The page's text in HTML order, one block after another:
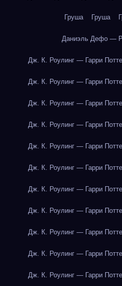
Груша Груша
Даниэль Дефо —
Дж. К. Роулинг — Гарри
Дж. К. Роулинг — Гарри
Дж. К. Роулинг — Гарри
Дж. К. Роулинг — Гарри
Дж. К. Роулинг — Гарри
Дж. К. Роулинг — Гарри
Дж. К. Роулинг — Гарри
Дж. К. Роулинг — Гарри
Дж. К. Роулинг — Гарри
Дж. К. Роулинг — Гарри
Дж. К. Роулинг — Гарри